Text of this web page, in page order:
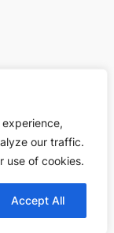
our traffic.
use of cookies.
Accept All
Además, este sitio NO
es una marca